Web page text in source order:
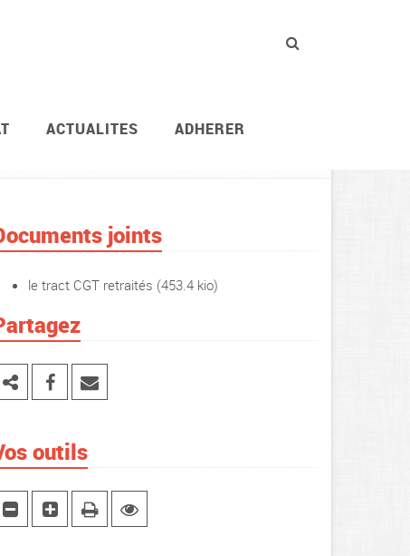
ACTUALITES ADHERER
joints
le tract CGT retraités (453.4 kio)
outils